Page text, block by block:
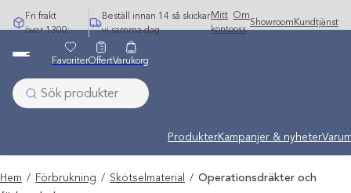
Hoppa
till
Fri frakt
över 1300:-
Beställ innan 14 så skickar
vi samma dag
Mitt
konto
Om
oss
Showroom Kundtjänst
ProdukterKampanjer & nyheter
FavoriterOffertVarukorg
Hem / Förbrukning / Skötselmaterial / Operationsdräkter och